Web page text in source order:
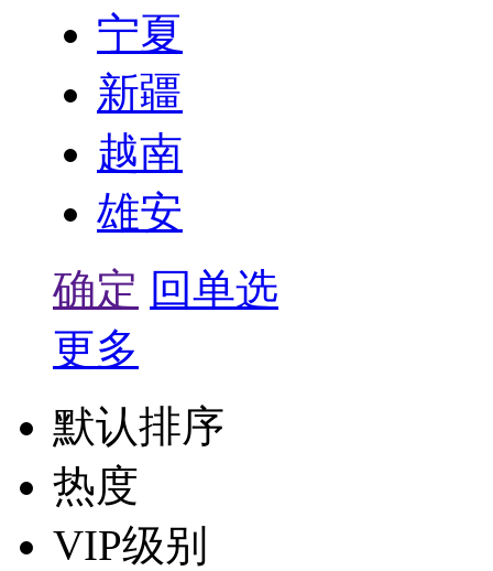
宁夏
新疆
越南
雄安
确定 回单选
更多
默认排序
热度
VIP级别